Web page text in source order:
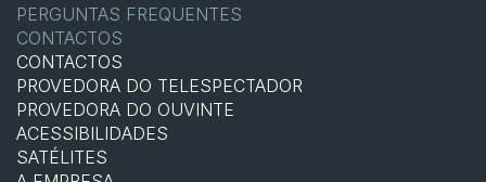
PERGUNTAS FREQUENTES
CONTACTOS
CONTACTOS
PROVEDORA DO TELESPECTADOR
PROVEDORA DO OUVINTE
ACESSIBILIDADES
SATÉLITES